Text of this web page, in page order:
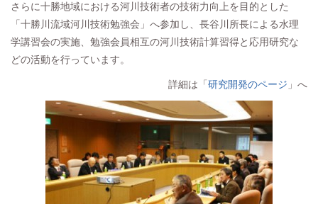
さらに十勝地域における河川技術者の技術力向上を目的とした
「十勝川流域河川技術勉強会」へ参加し、長谷川所長による水理
学講習会の実施、勉強会員相互の河川技術計算習得と応用研究な
どの活動を行っています。
詳細は「 研究開発のページ 」へ